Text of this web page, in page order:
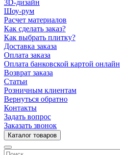
3D-дизайн
Шоу-рум
Расчет материалов
Как сделать заказ?
Как выбрать плитку?
Доставка заказа
Оплата заказа
Оплата банковской картой онлайн
Возврат заказа
Статьи
Розничным клиентам
Вернуться обратно
Контакты
Задать вопрос
Заказать звонок
Каталог товаров